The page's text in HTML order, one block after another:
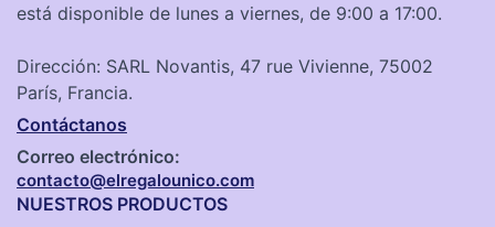
está disponible de lunes a viernes, de 9:00 a 17:00.
Dirección: SARL Novantis, 47 rue Vivienne, 75002
París, Francia.
Contáctanos
Correo electrónico:
contacto@elregalounico.com
NUESTROS PRODUCTOS